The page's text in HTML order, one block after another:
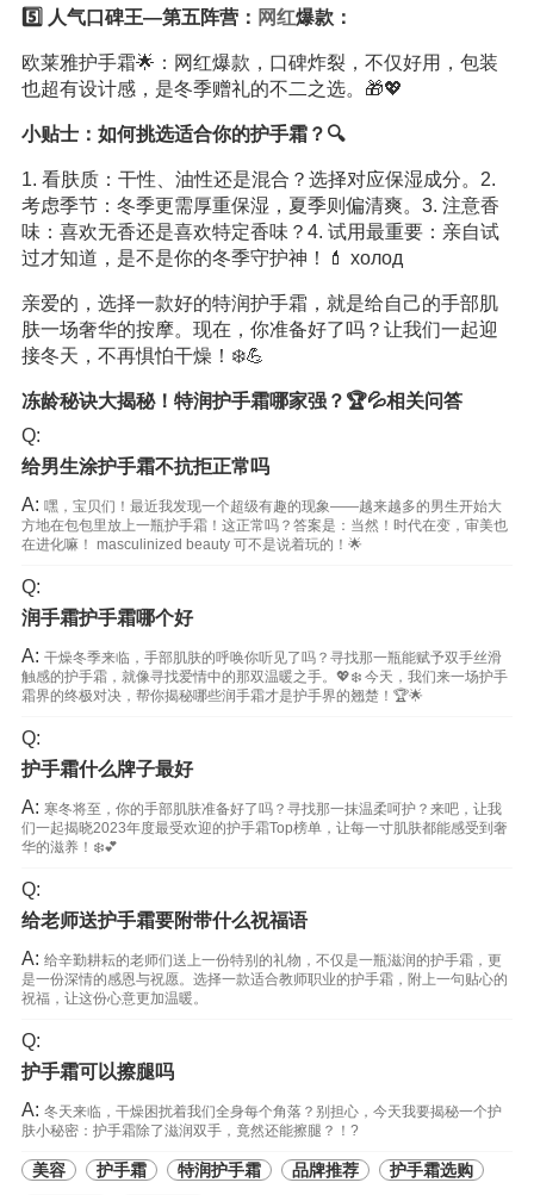
5️⃣ 人气口碑王—第五阵营： 网红爆款：
欧莱雅护手霜🌟：网红爆款，口碑炸裂，不仅好用，包装
也超有设计感，是冬季赠礼的不二之选。🎁💖
小贴士：如何挑选适合你的护手霜？🔍
1. 看肤质：干性、油性还是混合？选择对应保湿成分。2.
考虑季节：冬季更需厚重保湿，夏季则偏清爽。3. 注意香
味：喜欢无香还是喜欢特定香味？4. 试用最重要：亲自试
过才知道，是不是你的冬季守护神！💄 холод️
亲爱的，选择一款好的特润护手霜，就是给自己的手部肌
肤一场奢华的按摩。现在，你准备好了吗？让我们一起迎
接冬天，不再惧怕干燥！❄️💪
冻龄秘诀大揭秘！特润护手霜哪家强？🏆💦相关问答
Q:
给男生涂护手霜不抗拒正常吗
A: 嘿，宝贝们！最近我发现一个超级有趣的现象——越来越多的男生开始大
方地在包包里放上一瓶护手霜！这正常吗？答案是：当然！时代在变，审美也
在进化嘛！ masculinized beauty 可不是说着玩的！🌟
Q:
润手霜护手霜哪个好
A: 干燥冬季来临，手部肌肤的呼唤你听见了吗？寻找那一瓶能赋予双手丝滑
触感的护手霜，就像寻找爱情中的那双温暖之手。💖❄️ 今天，我们来一场护手
霜界的终极对决，帮你揭秘哪些润手霜才是护手界的翘楚！🏆🌟
Q:
护手霜什么牌子最好
A: 寒冬将至，你的手部肌肤准备好了吗？寻找那一抹温柔呵护？来吧，让我
们一起揭晓2023年度最受欢迎的护手霜Top榜单，让每一寸肌肤都能感受到奢
华的滋养！❄️💕
Q:
给老师送护手霜要附带什么祝福语
A: 给辛勤耕耘的老师们送上一份特别的礼物，不仅是一瓶滋润的护手霜，更
是一份深情的感恩与祝愿。选择一款适合教师职业的护手霜，附上一句贴心的
祝福，让这份心意更加温暖。
Q:
护手霜可以擦腿吗
A: 冬天来临，干燥困扰着我们全身每个角落？别担心，今天我要揭秘一个护
肤小秘密：护手霜除了滋润双手，竟然还能擦腿？！?
美容 护手霜 特润护手霜 品牌推荐
护手霜选购